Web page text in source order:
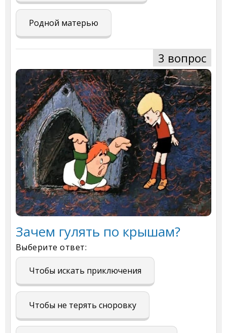
Родной матерью
3 вопрос
Зачем гулять по крышам?
Выберите ответ:
Чтобы искать приключения
Чтобы не терять сноровку